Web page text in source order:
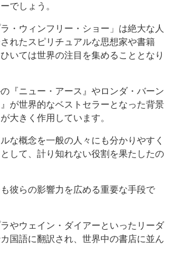
でしょう。
・ウィンフリー・ショー」は絶大な人
れたスピリチュアルな思想家や書籍
いては世界の注目を集めることとなり
『ニュー・アース』やロンダ・バーン
が世界的なベストセラーとなった背景
大きく作用しています。
な概念を一般の人々にも分かりやすく
して、計り知れない役割を果たしたの
彼らの影響力を広める重要な手段で
やウェイン・ダイアーといったリーダ
国語に翻訳され、世界中の書店に並ん